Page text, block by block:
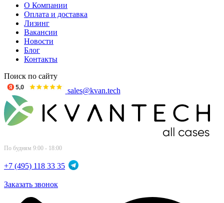
О Компании
Оплата и доставка
Лизинг
Вакансии
Новости
Блог
Контакты
Поиск по сайту
sales@kvan.tech
По будням 9:00 - 18:00
+7 (495) 118 33 35
Заказать звонок